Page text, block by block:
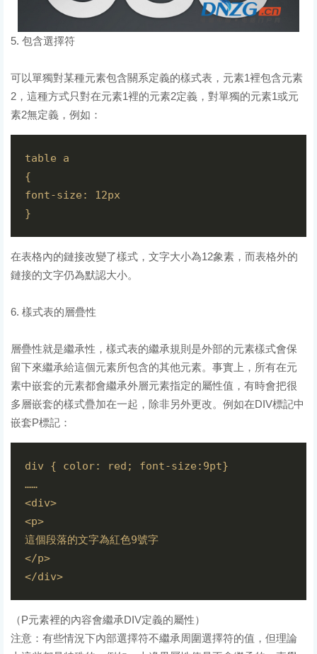
5. 包含選擇符
可以單獨對某種元素包含關系定義的樣式表，元素1裡包含元素
2，這種方式只對在元素1裡的元素2定義，對單獨的元素1或元
素2無定義，例如：
table a
{
font-size: 12px
在表格內的鏈接改變了樣式，文字大小為12象素，而表格外的
鏈接的文字仍為默認大小。
6. 樣式表的層疊性
層疊性就是繼承性，樣式表的繼承規則是外部的元素樣式會保
留下來繼承給這個元素所包含的其他元素。事實上，所有在元
素中嵌套的元素都會繼承外層元素指定的屬性值，有時會把很
多層嵌套的樣式疊加在一起，除非另外更改。例如在DIV標記中
嵌套P標記：
div { color: red; font-size:9pt}
……
<div>
<p>
這個段落的文字為紅色9號字
</p>
（P元素裡的內容會繼承DIV定義的屬性）
注意：有些情況下內部選擇符不繼承周圍選擇符的值，但理論